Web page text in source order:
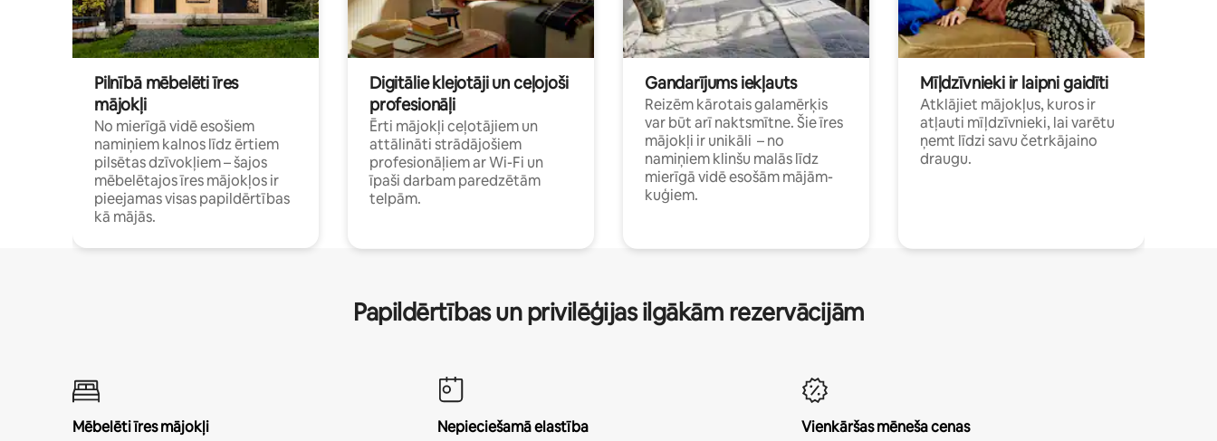
Pilnībā mēbelēti īres
mājokļi
No mierīgā vidē esošiem
namiņiem kalnos līdz ērtiem
pilsētas dzīvokļiem – šajos
mēbelētajos īres mājokļos ir
pieejamas visas papildērtības
kā mājās.
Digitālie klejotāji un ceļojoši
profesionāļi
Ērti mājokļi ceļotājiem un
attālināti strādājošiem
profesionāļiem ar Wi-Fi un
īpaši darbam paredzētām
telpām.
Gandarījums iekļauts
Reizēm kārotais galamērķis
var būt arī naktsmītne. Šie īres
mājokļi ir unikāli – no
namiņiem klinšu malās līdz
mierīgā vidē esošām mājām-
kuģiem.
Mīļdzīvnieki ir laipni gaidīti
Atklājiet mājokļus, kuros ir
atļauti mīļdzīvnieki, lai varētu
ņemt līdzi savu četrkājaino
draugu.
Papildērtības un privilēģijas ilgākām rezervācijām
Mēbelēti īres mājokļi
Nepieciešamā elastība
Vienkāršas mēneša cenas